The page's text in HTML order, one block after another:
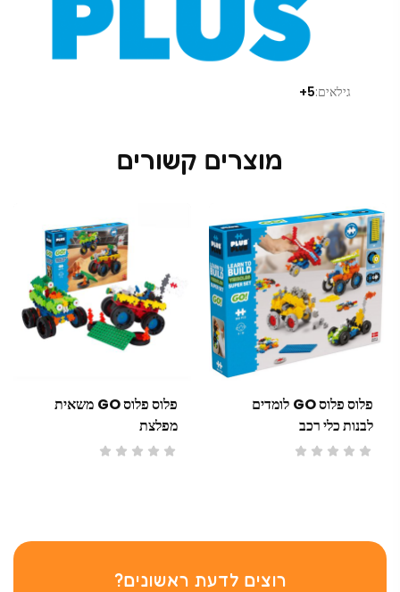
גילאים:5+
מוצרים קשורים
פלוס פלוס GO לומדים
לבנות כלי רכב
פלוס פלוס GO משאית
מפלצת
רוצים לדעת ראשונים?